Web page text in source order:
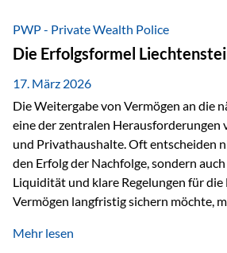
strukturierte, langfristige
Kontrolle vollständig aus der Hand zu
Abschmelzung mit Vetorecht Die
Private Wealth Police…
PWP - Private Wealth Police
Die Erfolgsformel
17. März 2026
Die Weitergabe von Vermögen an die
eine der zentralen Herausforderungen
und Privathaushalte. Oft entscheiden
den Erfolg der Nachfolge, sondern
Liquidität und klare Regelungen für die
Vermögen langfristig sichern möchte,
„Erfolgsformel Liechtenstein“,
Mehr lesen